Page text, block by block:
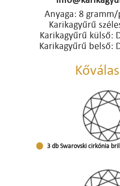
Anyaga: 8 gramm/
Karikagyűrű
Karikagyűrű külső:
Karikagyűrű belső:
3 db Swarovski cirkónia